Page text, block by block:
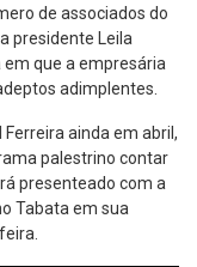
de associados do
presidente Leila
em que a empresária
adimplentes.
ainda em abril,
palestrino contar
presenteado com a
Tabata em sua